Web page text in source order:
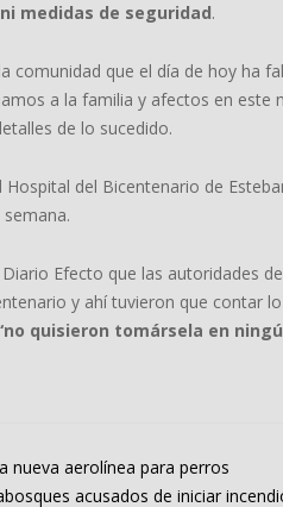
medidas de seguridad.
comunidad que el día de hoy ha
a la familia y afectos en
de lo sucedido.
del Bicentenario de
Efecto que las autoridades
y ahí tuvieron que contar
quisieron tomársela en
nueva aerolínea para perros
acusados de iniciar